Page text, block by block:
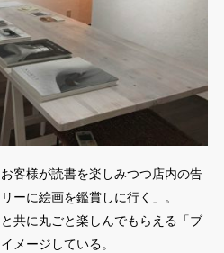
客様が読書を楽しみつつ店内の告
ーに絵画を鑑賞しに行く」。
共に丸ごと楽しんでもらえる「ブ
メージしている。